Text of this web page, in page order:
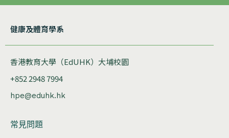
健康及體育學系
香港教育大學（EdUHK）大埔校園
+852 2948 7994
hpe@eduhk.hk
常見問題